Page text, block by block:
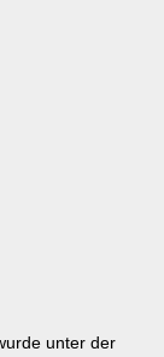
unter der